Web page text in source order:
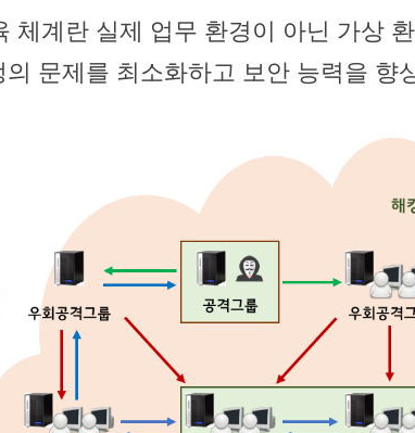
계란 실제 업무 환경이 아닌 가상
문제를 최소화하고 보안 능력을 향